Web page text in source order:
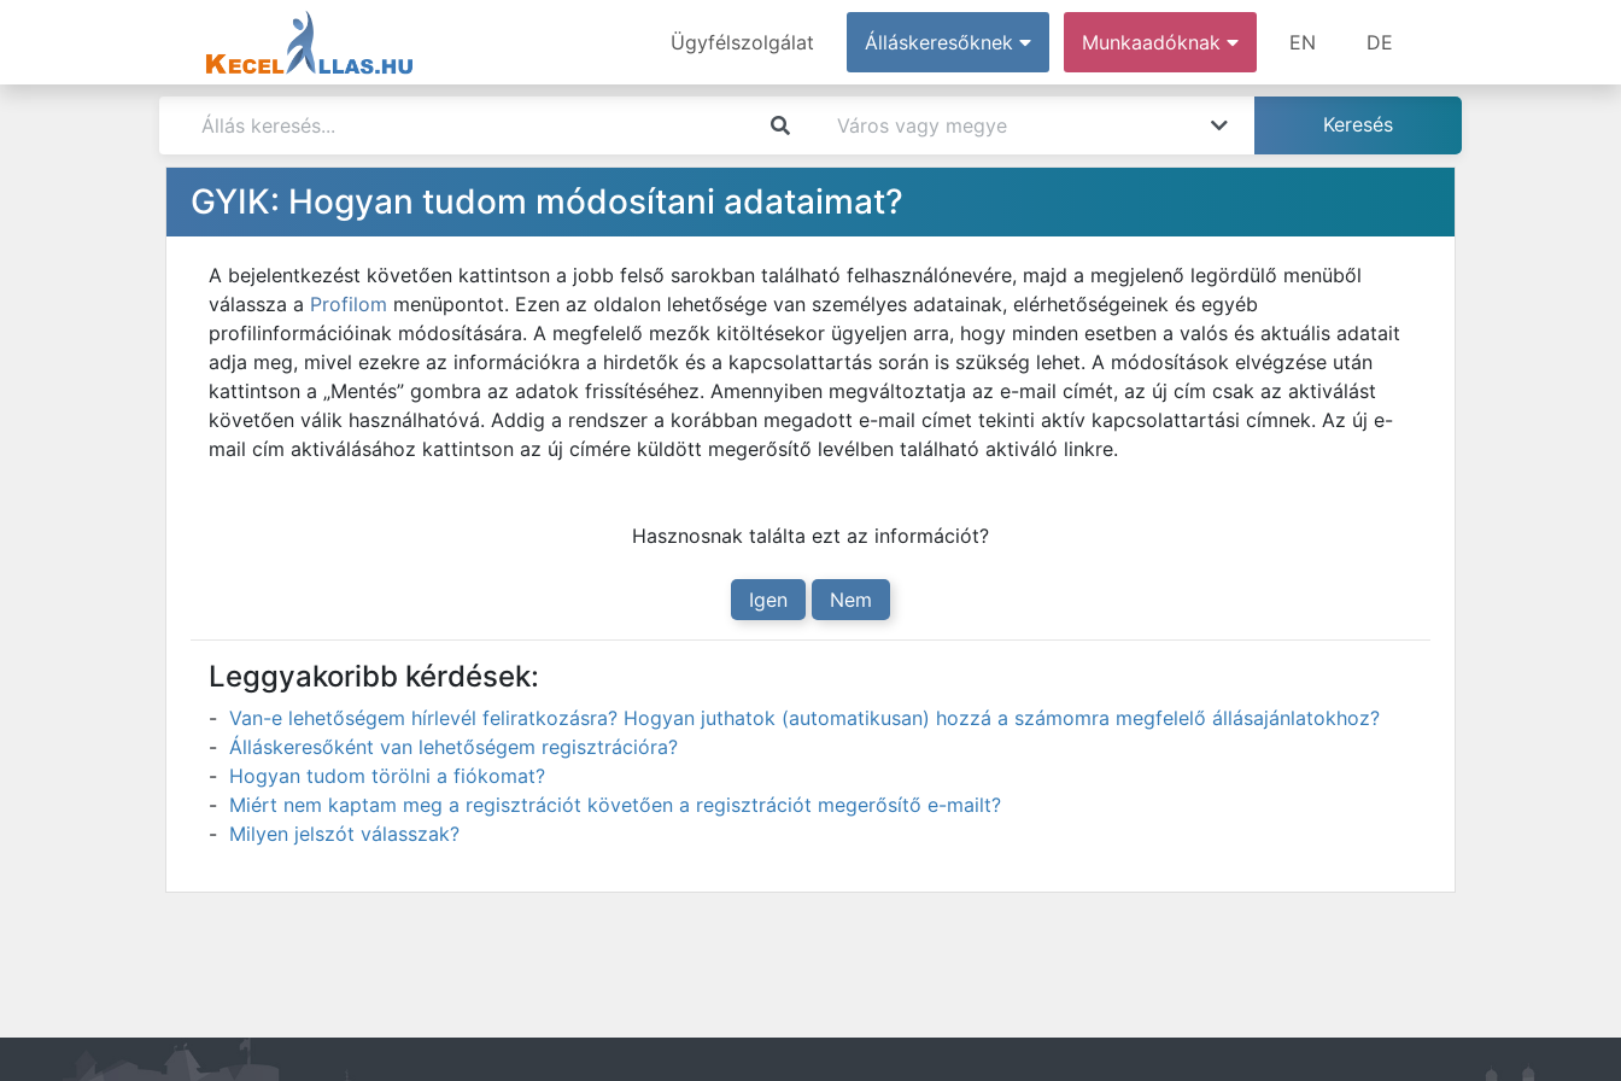
Ügyfélszolgálat Álláskeresőknek Munkaadóknak EN DE
GYIK: Hogyan tudom módosítani adataimat?
A bejelentkezést követően kattintson a jobb felső sarokban található felhasználónevére, majd a megjelenő legördülő menüből
válassza a Profilom menüpontot. Ezen az oldalon lehetősége van személyes adatainak, elérhetőségeinek és egyéb
profilinformációinak módosítására. A megfelelő mezők kitöltésekor ügyeljen arra, hogy minden esetben a valós és aktuális adatait
adja meg, mivel ezekre az információkra a hirdetők és a kapcsolattartás során is szükség lehet. A módosítások elvégzése után
kattintson a „Mentés” gombra az adatok frissítéséhez. Amennyiben megváltoztatja az e-mail címét, az új cím csak az aktiválást
követően válik használhatóvá. Addig a rendszer a korábban megadott e-mail címet tekinti aktív kapcsolattartási címnek. Az új e-
mail cím aktiválásához kattintson az új címére küldött megerősítő levélben található aktiváló linkre.
Hasznosnak találta ezt az információt?
Igen Nem
Leggyakoribb kérdések:
Van-e lehetőségem hírlevél feliratkozásra? Hogyan juthatok (automatikusan) hozzá a számomra megfelelő állásajánlatokhoz?
Álláskeresőként van lehetőségem regisztrációra?
Hogyan tudom törölni a fiókomat?
Miért nem kaptam meg a regisztrációt követően a regisztrációt megerősítő e-mailt?
Milyen jelszót válasszak?